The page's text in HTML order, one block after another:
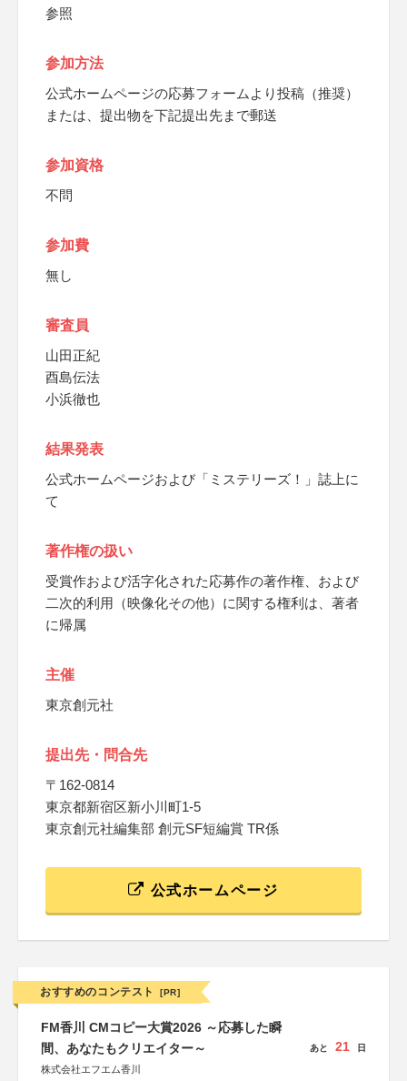
参照
参加方法
公式ホームページの応募フォームより投稿（推奨）
または、提出物を下記提出先まで郵送
参加資格
不問
参加費
無し
審査員
山田正紀
酉島伝法
小浜徹也
結果発表
公式ホームページおよび「ミステリーズ！」誌上に
て
著作権の扱い
受賞作および活字化された応募作の著作権、および
二次的利用（映像化その他）に関する権利は、著者
に帰属
主催
東京創元社
提出先・問合先
〒162-0814
東京都新宿区新小川町1-5
東京創元社編集部 創元SF短編賞 TR係
公式ホームページ
おすすめのコンテスト [PR]
FM香川 CMコピー大賞2026 ～応募した瞬
間、あなたもクリエイター～
株式会社エフエム香川
あと 21 日